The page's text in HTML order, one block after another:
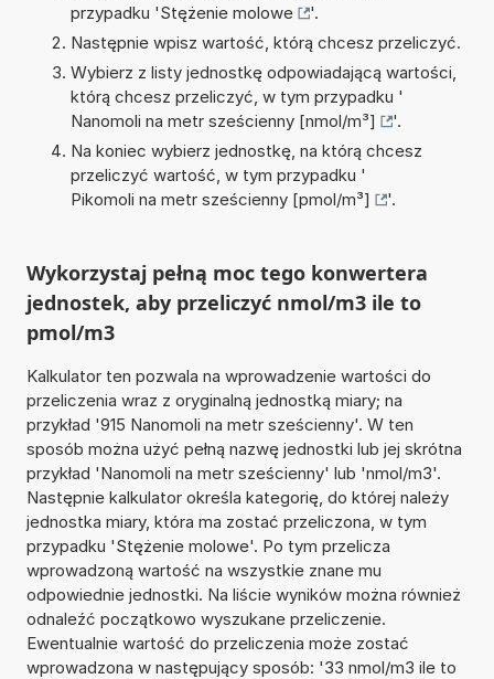
przypadku 'Stężenie molowe
'.
Następnie wpisz wartość, którą chcesz przeliczyć.
Wybierz z listy jednostkę odpowiadającą wartości,
którą chcesz przeliczyć, w tym przypadku '
Nanomoli na metr sześcienny [nmol/m³]
'.
Na koniec wybierz jednostkę, na którą chcesz
przeliczyć wartość, w tym przypadku '
Pikomoli na metr sześcienny [pmol/m³]
'.
Wykorzystaj pełną moc tego konwertera
jednostek, aby przeliczyć nmol/m3 ile to
pmol/m3
Kalkulator ten pozwala na wprowadzenie wartości do
przeliczenia wraz z oryginalną jednostką miary; na
przykład '915 Nanomoli na metr sześcienny'. W ten
sposób można użyć pełną nazwę jednostki lub jej skrótna
przykład 'Nanomoli na metr sześcienny' lub 'nmol/m3'.
Następnie kalkulator określa kategorię, do której należy
jednostka miary, która ma zostać przeliczona, w tym
przypadku 'Stężenie molowe'. Po tym przelicza
wprowadzoną wartość na wszystkie znane mu
odpowiednie jednostki. Na liście wyników można również
odnaleźć początkowo wyszukane przeliczenie.
Ewentualnie wartość do przeliczenia może zostać
wprowadzona w następujący sposób: '33 nmol/m3 ile to